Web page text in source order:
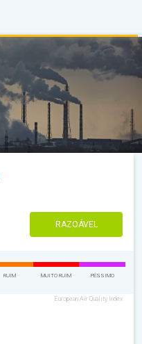
RAZOÁVEL
RUIM MUITO RUIM PÉSSIMO
European Air Quality Index